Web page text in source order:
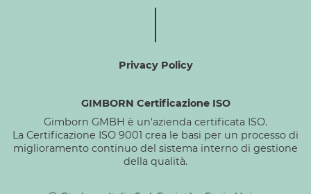
Privacy Policy
GIMBORN Certificazione ISO
Gimborn GMBH è un'azienda certificata ISO.
La Certificazione ISO 9001 crea le basi per un processo di
miglioramento continuo del sistema interno di gestione
della qualità.